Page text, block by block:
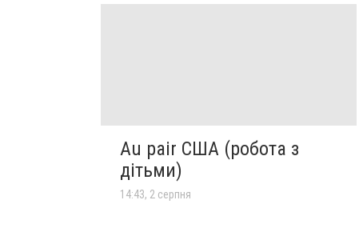
Au pair США (робота з
дітьми)
14:43, 2 серпня